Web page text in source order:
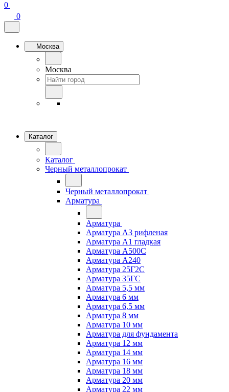
0
0
Москва
Москва
Каталог
Каталог
Черный металлопрокат
Черный металлопрокат
Арматура
Арматура
Арматура А3 рифленая
Арматура А1 гладкая
Арматура А500С
Арматура А240
Арматура 25Г2С
Арматура 35ГС
Арматура 5,5 мм
Арматура 6 мм
Арматура 6,5 мм
Арматура 8 мм
Арматура 10 мм
Арматура для фундамента
Арматура 12 мм
Арматура 14 мм
Арматура 16 мм
Арматура 18 мм
Арматура 20 мм
Арматура 22 мм